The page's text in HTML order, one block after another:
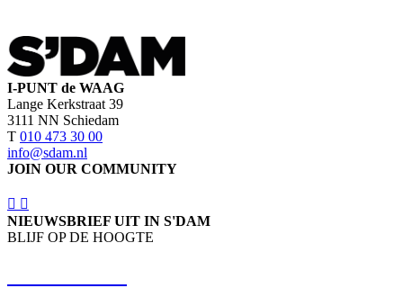
I-PUNT de WAAG
Lange Kerkstraat 39
3111 NN Schiedam
T 010 473 30 00
info@sdam.nl
JOIN OUR COMMUNITY
NIEUWSBRIEF UIT IN S'DAM
BLIJF OP DE HOOGTE